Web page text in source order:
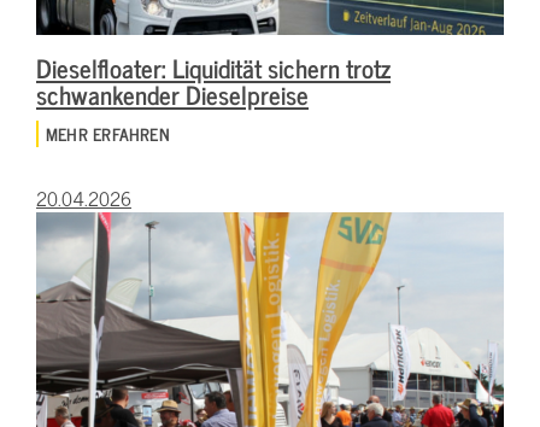
Dieselfloater: Liquidität sichern trotz
schwankender Dieselpreise
MEHR ERFAHREN
20.04.2026